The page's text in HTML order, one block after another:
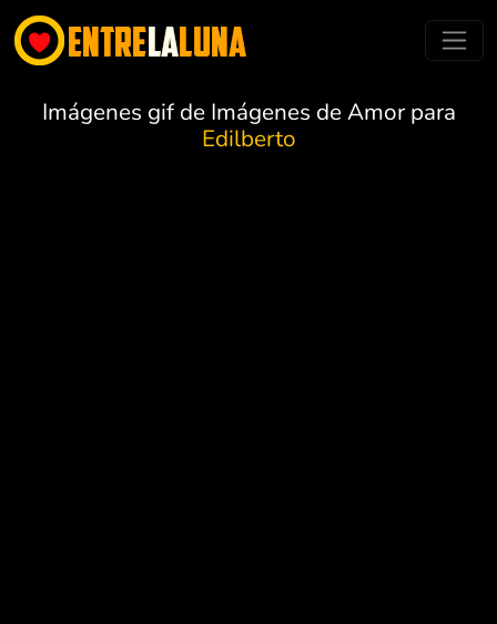
Imágenes gif de Imágenes de Amor para
Edilberto